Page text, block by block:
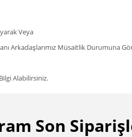
Veya
Arkadaşlarımız Müsaitlik Durumuna
Alabilirsiniz.
Son